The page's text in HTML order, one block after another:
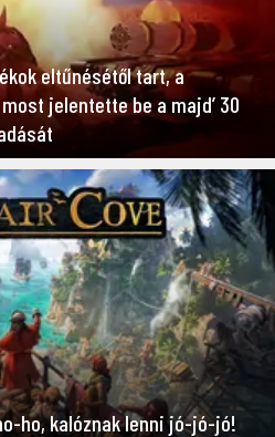
eltűnésétől tart, a
jelentette be a majd’ 30
ho, kalóznak lenni jó-jó-jó!